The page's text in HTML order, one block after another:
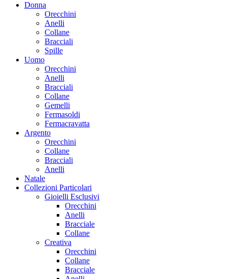
Donna
Orecchini
Anelli
Collane
Bracciali
Spille
Uomo
Orecchini
Anelli
Bracciali
Collane
Gemelli
Fermasoldi
Fermacravatta
Argento
Orecchini
Collane
Bracciali
Anelli
Natale
Collezioni Particolari
Gioielli Esclusivi
Orecchini
Anelli
Bracciale
Collane
Creativa
Orecchini
Collane
Bracciale